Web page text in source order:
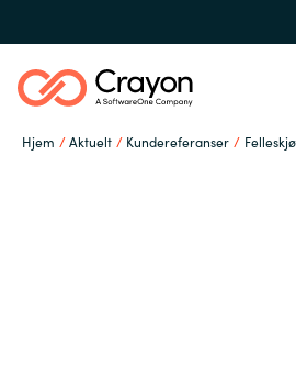
Hjem Aktuelt Kundereferanser